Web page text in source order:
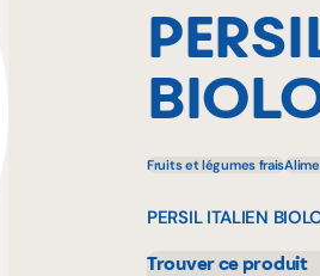
Fruits et légumes frais
PERSIL ITALIEN
Trouver ce produit